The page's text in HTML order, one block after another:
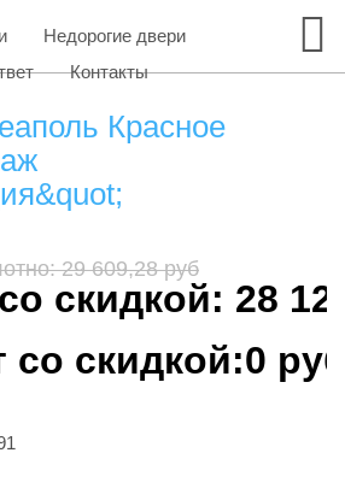
Недорогие двери
Контакты
Красное
29 609,28 руб
скидкой: 28
со скидкой:0